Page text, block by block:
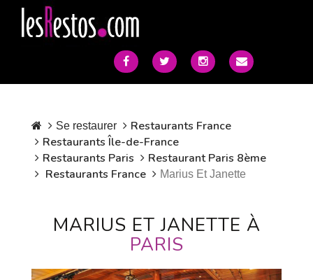
Se restaurer
Restaurants France
Restaurants Île-de-France
Restaurants Paris
Restaurant Paris 8ème
Restaurants France
Marius Et Janette
MARIUS ET JANETTE À
PARIS